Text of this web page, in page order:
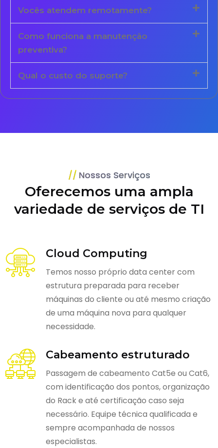
Vocês atendem remotamente?
Como funciona a manutenção
preventiva?
Qual o custo do suporte?
Nossos Serviços
Oferecemos uma ampla
variedade de serviços de TI
Cloud Computing
Temos nosso próprio data center com
estrutura preparada para receber
máquinas do cliente ou até mesmo criação
de uma máquina nova para qualquer
necessidade.
Cabeamento estruturado
Passagem de cabeamento Cat5e ou Cat6,
com identificação dos pontos, organização
do Rack e até certificação caso seja
necessário. Equipe técnica qualificada e
sempre acompanhada de nossos
especialistas.